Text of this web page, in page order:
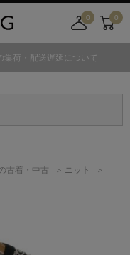
0
舗
カ
0
荷・配送遅延について
古着・中古
ニット